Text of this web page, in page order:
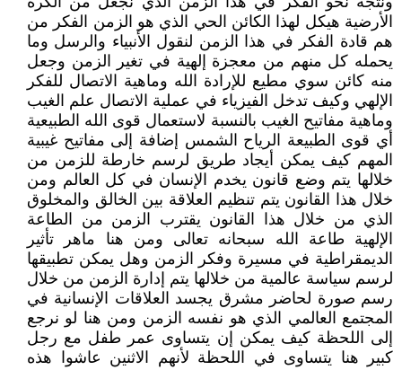
الأرضية هيكل لهذا الكائن الحي الذي هو الزمن الفكر من
هم قادة الفكر في هذا الزمن لنقول الأنبياء والرسل وما
يحمله كل منهم من معجزة إلهية في تغير الزمن وجعل
منه كائن سوي مطيع للإرادة الله وماهية الاتصال للفكر
الإلهي وكيف تدخل الفيزياء في عملية الاتصال علم الغيب
وماهية مفاتيح الغيب بالنسبة لاستعمال قوى الله الطبيعية
أي قوى الطبيعة الرياح الشمس إضافة إلى مفاتيح غيبية
المهم كيف يمكن أيجاد طريق لرسم خارطة للزمن من
خلالها يتم وضع قانون يخدم الإنسان في كل العالم ومن
خلال هذا القانون يتم تنظيم العلاقة بين الخالق والمخلوق
الذي من خلال هذا القانون يقترب الزمن من الطاعة
الإلهية طاعة الله سبحانه تعالى ومن هنا ماهر تأثير
الديمقراطية في مسيرة وفكر الزمن وهل يمكن تطبيقها
لرسم سياسة عالمية من خلالها يتم إدارة الزمن من خلال
رسم صورة لحاضر مشرق يجسد العلاقات الإنسانية في
المجتمع العالمي الذي هو نفسه الزمن ومن هنا لو نرجع
إلى اللحظة كيف يمكن إن يتساوى عمر طفل مع رجل
كبير هنا يتساوى في اللحظة لأنهم الاثنين عاشوا هذه